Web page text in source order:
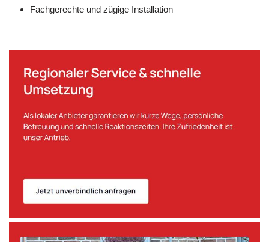
Fachgerechte und zügige Installation